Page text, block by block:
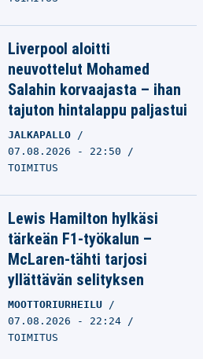
Liverpool aloitti
neuvottelut Mohamed
Salahin korvaajasta – ihan
tajuton hintalappu paljastui
JALKAPALLO
07.08.2026 - 22:50
TOIMITUS
Lewis Hamilton hylkäsi
tärkeän F1-työkalun –
McLaren-tähti tarjosi
yllättävän selityksen
MOOTTORIURHEILU
07.08.2026 - 22:24
TOIMITUS